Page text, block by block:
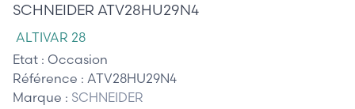
SCHNEIDER ATV28HU29N4
ALTIVAR 28
Etat : Occasion
Référence : ATV28HU29N4
Marque : SCHNEIDER